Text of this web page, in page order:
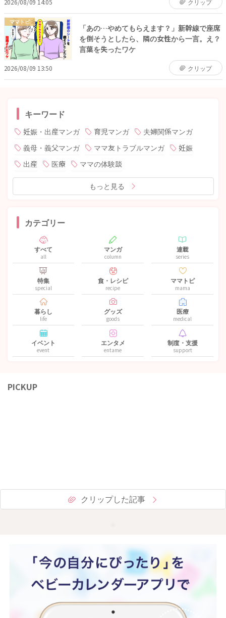
ママトピ
「あの…やめてもらえます？」新幹線で座席
を倒そうとしたら、隣の女性から一言。え？
言葉を失ったワケ
2026/08/09 13:50 クリップ
キーワード
妊娠・出産マンガ 育児マンガ
夫婦関係マンガ
義母・義父マンガ
ママ友トラブルマンガ
妊娠
出産
医療 ママの体験談
もっと見る
カテゴリー
すべて
all
マンガ
column
連載
series
特集
special
食・レシピ
recipe
ママトピ
mama
暮らし
life
グッズ
goods
医療
medical
イベント
event
エンタメ
entame
制度・支援
support
PICKUP
クリップした記事